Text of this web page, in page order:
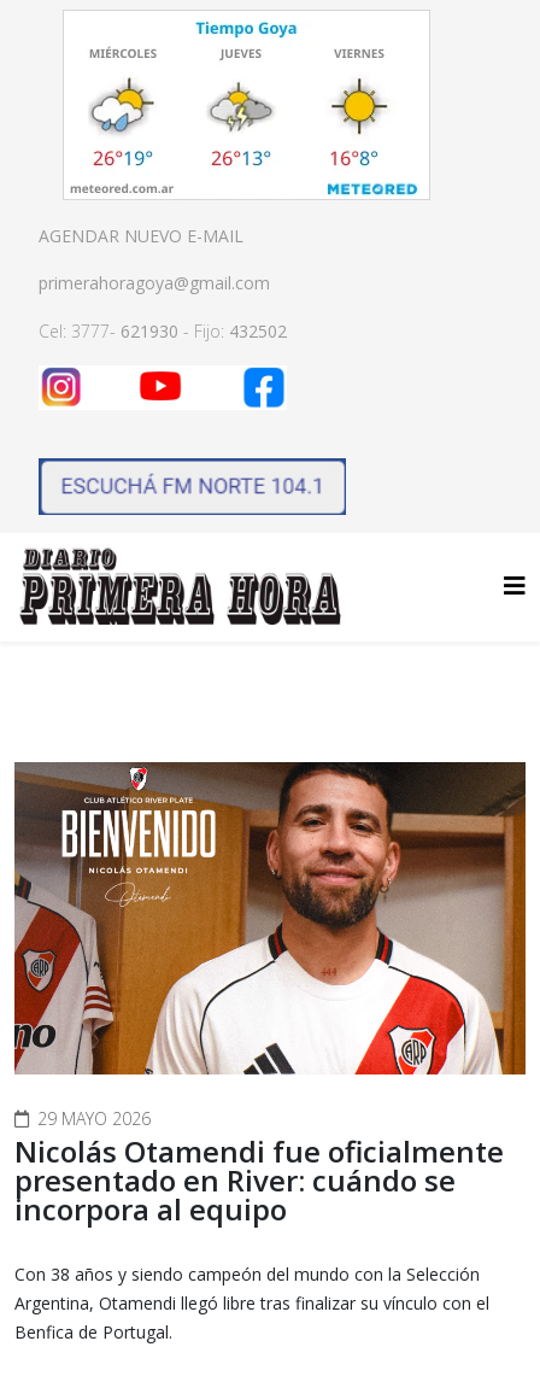
AGENDAR NUEVO E-MAIL
primerahoragoya@gmail.com
Cel: 3777- 621930 - Fijo: 432502
29 MAYO 2026
Nicolás Otamendi fue oficialmente
presentado en River: cuándo se
incorpora al equipo
Con 38 años y siendo campeón del mundo con la Selección
Argentina, Otamendi llegó libre tras finalizar su vínculo con el
Benfica de Portugal.